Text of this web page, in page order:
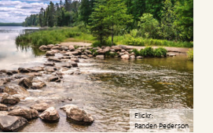
Flickr:
Randen Pederson